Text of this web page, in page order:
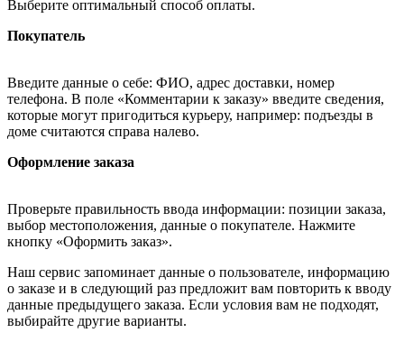
Выберите оптимальный способ оплаты.
Покупатель
Введите данные о себе: ФИО, адрес доставки, номер
телефона. В поле «Комментарии к заказу» введите сведения,
которые могут пригодиться курьеру, например: подъезды в
доме считаются справа налево.
Оформление заказа
Проверьте правильность ввода информации: позиции заказа,
выбор местоположения, данные о покупателе. Нажмите
кнопку «Оформить заказ».
Наш сервис запоминает данные о пользователе, информацию
о заказе и в следующий раз предложит вам повторить к вводу
данные предыдущего заказа. Если условия вам не подходят,
выбирайте другие варианты.